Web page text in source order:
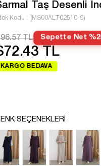
Taş Desenli
Kodu (MS00ALT02510-9)
TL Sepette Net
TL
KARGO BEDAVA
SEÇENEKLERI